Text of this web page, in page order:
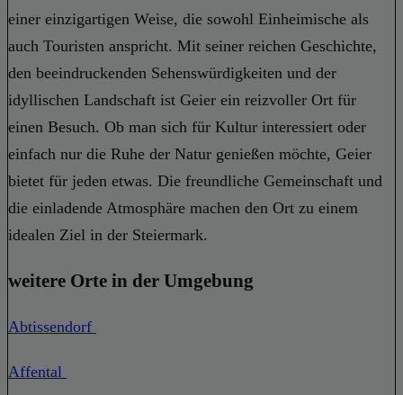
einer einzigartigen Weise, die sowohl Einheimische als
auch Touristen anspricht. Mit seiner reichen Geschichte,
den beeindruckenden Sehenswürdigkeiten und der
idyllischen Landschaft ist Geier ein reizvoller Ort für
einen Besuch. Ob man sich für Kultur interessiert oder
einfach nur die Ruhe der Natur genießen möchte, Geier
bietet für jeden etwas. Die freundliche Gemeinschaft und
die einladende Atmosphäre machen den Ort zu einem
idealen Ziel in der Steiermark.
weitere Orte in der Umgebung
Abtissendorf
Affental